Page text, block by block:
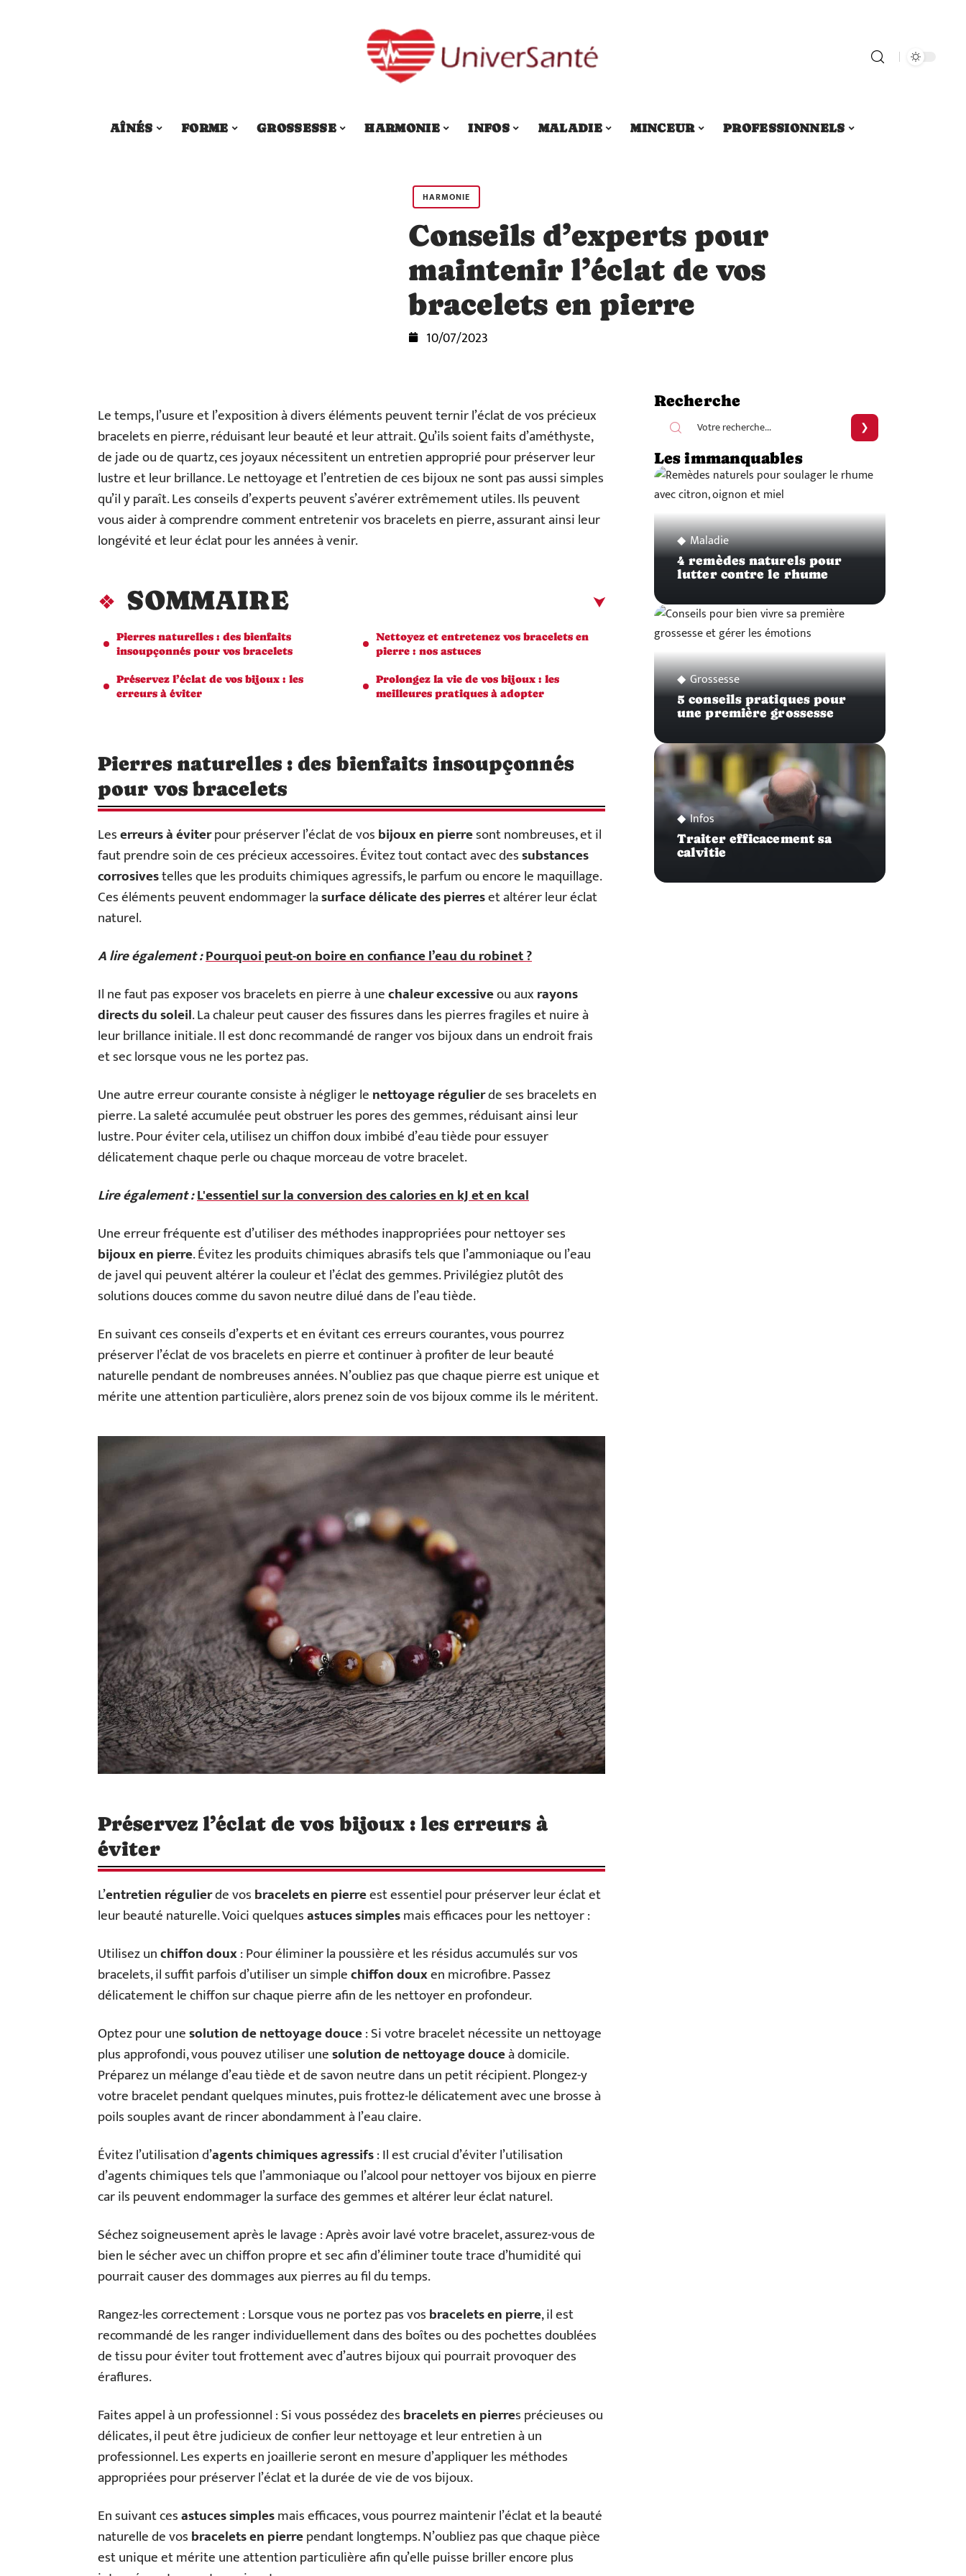
AÎNÉS FORME GROSSESSE HARMONIE INFOS MALADIE MINCEUR PROFESSIONNELS
HARMONIE
Conseils d’experts pour
maintenir l’éclat de vos
bracelets en pierre
10/07/2023
Le temps, l’usure et l’exposition à divers éléments peuvent ternir l’éclat de vos précieux
bracelets en pierre, réduisant leur beauté et leur attrait. Qu’ils soient faits d’améthyste,
de jade ou de quartz, ces joyaux nécessitent un entretien approprié pour préserver leur
lustre et leur brillance. Le nettoyage et l’entretien de ces bijoux ne sont pas aussi simples
qu’il y paraît. Les conseils d’experts peuvent s’avérer extrêmement utiles. Ils peuvent
vous aider à comprendre comment entretenir vos bracelets en pierre, assurant ainsi leur
longévité et leur éclat pour les années à venir.
SOMMAIRE
Pierres naturelles : des bienfaits
insoupçonnés pour vos bracelets
Préservez l’éclat de vos bijoux : les
erreurs à éviter
Nettoyez et entretenez vos bracelets en
pierre : nos astuces
Prolongez la vie de vos bijoux : les
meilleures pratiques à adopter
Pierres naturelles : des bienfaits insoupçonnés
pour vos bracelets
Leserreurs à éviterpour préserver l’éclat de vosbijoux en pierresont nombreuses, et il
faut prendre soin de ces précieux accessoires. Évitez tout contact avec dessubstances
corrosivestelles que les produits chimiques agressifs, le parfum ou encore le maquillage.
Ces éléments peuvent endommager lasurface délicate des pierreset altérer leur éclat
naturel.
A lire également :Pourquoi peut-on boire en confiance l’eau du robinet ?
Il ne faut pas exposer vos bracelets en pierre à unechaleur excessiveou auxrayons
directs du soleil. La chaleur peut causer des fissures dans les pierres fragiles et nuire à
leur brillance initiale. Il est donc recommandé de ranger vos bijoux dans un endroit frais
et sec lorsque vous ne les portez pas.
Une autre erreur courante consiste à négliger lenettoyage régulierde ses bracelets en
pierre. La saleté accumulée peut obstruer les pores des gemmes, réduisant ainsi leur
lustre. Pour éviter cela, utilisez un chiffon doux imbibé d’eau tiède pour essuyer
délicatement chaque perle ou chaque morceau de votre bracelet.
Lire également :L'essentiel sur la conversion des calories en kJ et en kcal
Une erreur fréquente est d’utiliser des méthodes inappropriées pour nettoyer ses
bijoux en pierre. Évitez les produits chimiques abrasifs tels que l’ammoniaque ou l’eau
de javel qui peuvent altérer la couleur et l’éclat des gemmes. Privilégiez plutôt des
solutions douces comme du savon neutre dilué dans de l’eau tiède.
En suivant ces conseils d’experts et en évitant ces erreurs courantes, vous pourrez
préserver l’éclat de vos bracelets en pierre et continuer à profiter de leur beauté
naturelle pendant de nombreuses années. N’oubliez pas que chaque pierre est unique et
mérite une attention particulière, alors prenez soin de vos bijoux comme ils le méritent.
Préservez l’éclat de vos bijoux : les erreurs à
éviter
L’entretien régulierde vosbracelets en pierreest essentiel pour préserver leur éclat et
leur beauté naturelle. Voici quelquesastuces simplesmais efficaces pour les nettoyer :
Utilisez unchiffon doux: Pour éliminer la poussière et les résidus accumulés sur vos
bracelets, il suffit parfois d’utiliser un simplechiffon douxen microfibre. Passez
délicatement le chiffon sur chaque pierre afin de les nettoyer en profondeur.
Optez pour unesolution de nettoyage douce: Si votre bracelet nécessite un nettoyage
plus approfondi, vous pouvez utiliser unesolution de nettoyage douceà domicile.
Préparez un mélange d’eau tiède et de savon neutre dans un petit récipient. Plongez-y
votre bracelet pendant quelques minutes, puis frottez-le délicatement avec une brosse à
poils souples avant de rincer abondamment à l’eau claire.
Évitez l’utilisation d’agents chimiques agressifs: Il est crucial d’éviter l’utilisation
d’agents chimiques tels que l’ammoniaque ou l’alcool pour nettoyer vos bijoux en pierre
car ils peuvent endommager la surface des gemmes et altérer leur éclat naturel.
Séchez soigneusement après le lavage : Après avoir lavé votre bracelet, assurez-vous de
bien le sécher avec un chiffon propre et sec afin d’éliminer toute trace d’humidité qui
pourrait causer des dommages aux pierres au fil du temps.
Rangez-les correctement : Lorsque vous ne portez pas vosbracelets en pierre, il est
recommandé de les ranger individuellement dans des boîtes ou des pochettes doublées
de tissu pour éviter tout frottement avec d’autres bijoux qui pourrait provoquer des
éraflures.
Faites appel à un professionnel : Si vous possédez desbracelets en pierres précieuses ou
délicates, il peut être judicieux de confier leur nettoyage et leur entretien à un
professionnel. Les experts en joaillerie seront en mesure d’appliquer les méthodes
appropriées pour préserver l’éclat et la durée de vie de vos bijoux.
En suivant cesastuces simplesmais efficaces, vous pourrez maintenir l’éclat et la beauté
naturelle de vosbracelets en pierrependant longtemps. N’oubliez pas que chaque pièce
est unique et mérite une attention particulière afin qu’elle puisse briller encore plus
Recherche
Les immanquables
Maladie
4 remèdes naturels pour
lutter contre le rhume
Grossesse
5 conseils pratiques pour
une première grossesse
Infos
Traiter efficacement sa
calvitie